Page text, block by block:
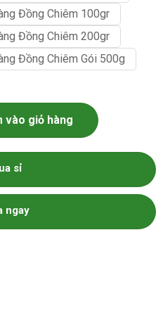
Đồng Chiêm 100gr
Đồng Chiêm 200gr
Đồng Chiêm Gói 500g
số lượng
vào giỏ hàng
sỉ
ngay